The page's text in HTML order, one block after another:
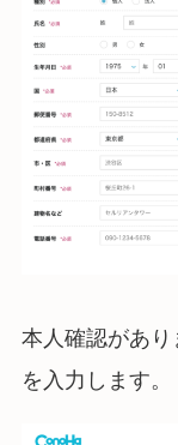
本人確認があ
を入力します。